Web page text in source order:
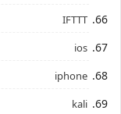
IFTTT
ios
iphone
kali